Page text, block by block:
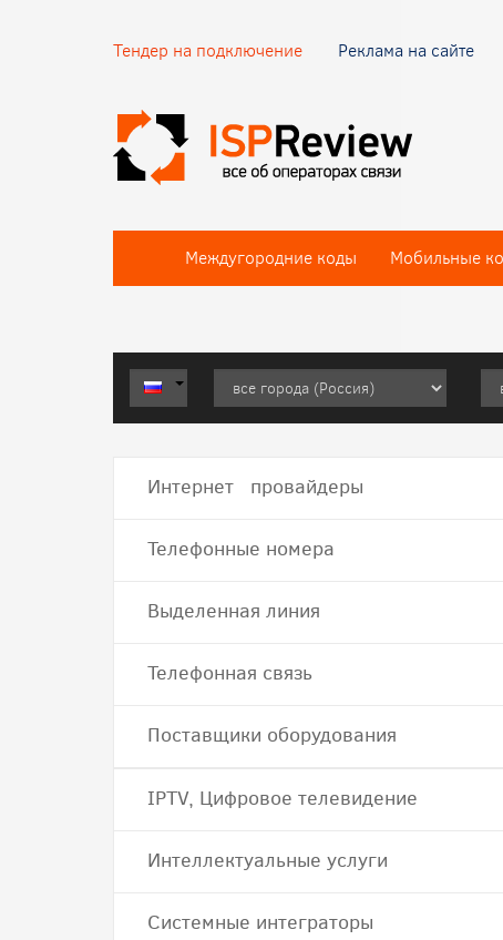
Тендер на подключение Реклама на сайте
Междугородние коды Мобильные
Интернет провайдеры
Телефонные номера
Выделенная линия
Телефонная связь
Поставщики оборудования
IPTV, Цифровое телевидение
Интеллектуальные услуги
Системные интеграторы